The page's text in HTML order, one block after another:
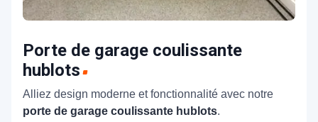
Porte de garage coulissante
hublots
Alliez design moderne et fonctionnalité avec notre
porte de garage coulissante hublots.